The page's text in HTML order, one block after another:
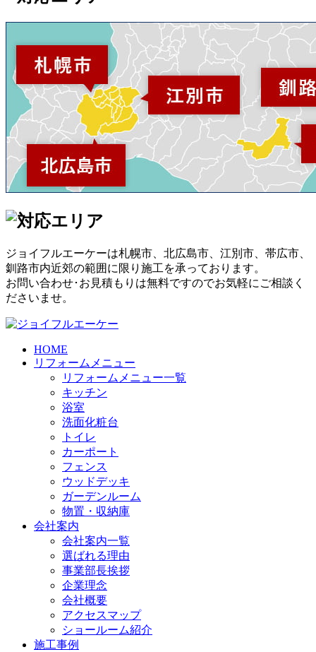
ジョイフルエーケーは札幌市、北広島市、江別市、帯広市、
釧路市内近郊の範囲に限り施工を承っております。
お問い合わせ･お見積もりは無料ですのでお気軽にご相談く
ださいませ。
HOME
リフォームメニュー
リフォームメニュー一覧
キッチン
浴室
洗面化粧台
トイレ
カーポート
フェンス
ウッドデッキ
ガーデンルーム
物置・収納庫
会社案内
会社案内一覧
選ばれる理由
事業部長挨拶
企業理念
会社概要
アクセスマップ
ショールーム紹介
施工事例